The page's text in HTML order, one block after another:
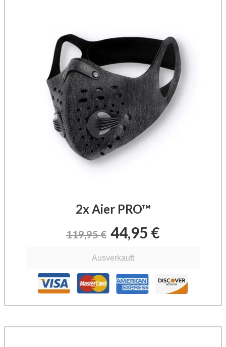
2x Aier PRO™
119,95 € 44,95 €
Ausverkauft